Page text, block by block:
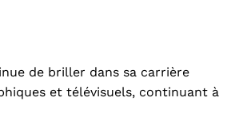
de briller dans sa carrière
et télévisuels, continuant à